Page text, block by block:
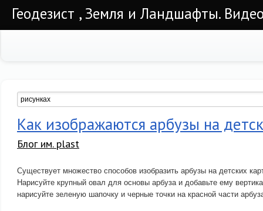
Геодезист , Земля и Ландшафты.
Как изображаются арбузы на
Блог им. plast
Существует множество способов изобразить арбузы на детских
Нарисуйте крупный овал для основы арбуза и добавьте ему
нарисуйте зеленую шапочку и черные точки на красной части